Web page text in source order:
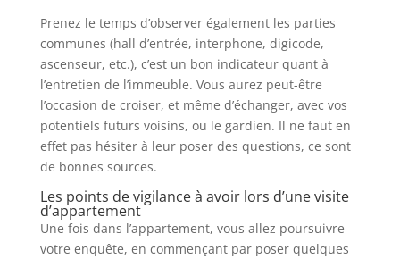
Prenez le temps d’observer également les parties
communes (hall d’entrée, interphone, digicode,
ascenseur, etc.), c’est un bon indicateur quant à
l’entretien de l’immeuble. Vous aurez peut-être
l’occasion de croiser, et même d’échanger, avec vos
potentiels futurs voisins, ou le gardien. Il ne faut en
effet pas hésiter à leur poser des questions, ce sont
de bonnes sources.
Les points de vigilance à avoir lors d’une visite
d’appartement
Une fois dans l’appartement, vous allez poursuivre
votre enquête, en commençant par poser quelques